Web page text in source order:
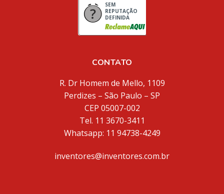
SEM
REPUTAÇÃO
DEFINIDA
CONTATO
R. Dr Homem de Mello, 1109
Perdizes – São Paulo – SP
CEP 05007-002
Tel. 11 3670-3411
Whatsapp: 11 94738-4249
inventores@inventores.com.br